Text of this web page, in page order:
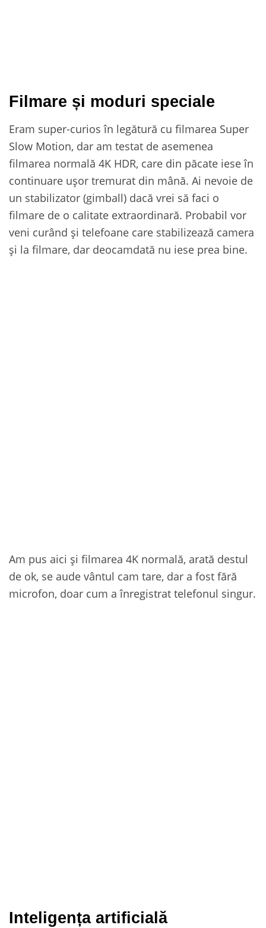
Filmare și moduri speciale
Eram super-curios în legătură cu filmarea Super
Slow Motion, dar am testat de asemenea
filmarea normală 4K HDR, care din păcate iese în
continuare ușor tremurat din mână. Ai nevoie de
un stabilizator (gimball) dacă vrei să faci o
filmare de o calitate extraordinară. Probabil vor
veni curând și telefoane care stabilizează camera
și la filmare, dar deocamdată nu iese prea bine.
Am pus aici și filmarea 4K normală, arată destul
de ok, se aude vântul cam tare, dar a fost fără
microfon, doar cum a înregistrat telefonul singur.
Inteligența artificială